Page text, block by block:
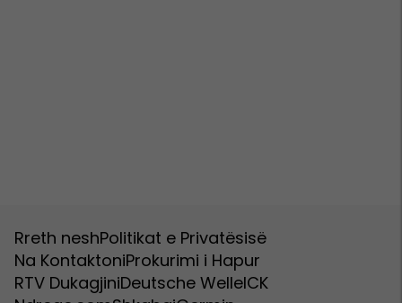
Rreth neshPolitikat e Privatësisë
Na KontaktoniProkurimi i Hapur
RTV DukagjiniDeutsche WelleICK